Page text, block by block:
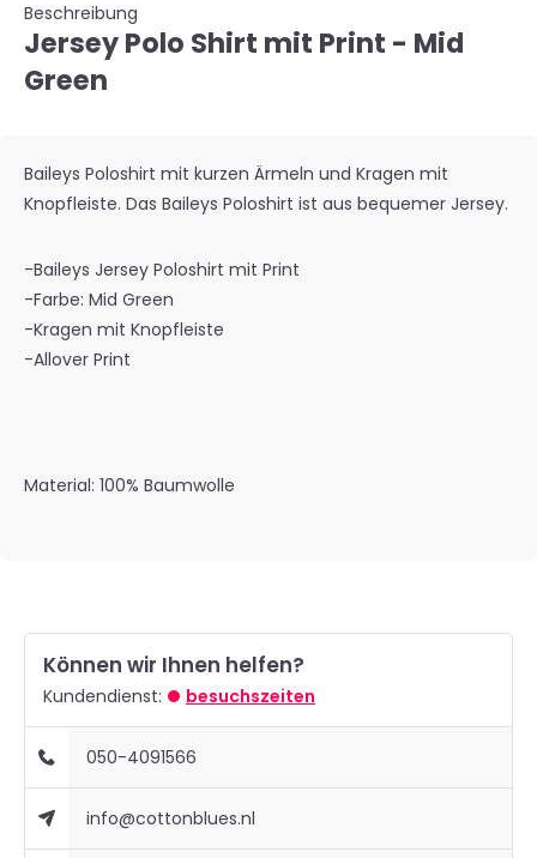
Beschreibung
Jersey Polo Shirt mit Print - Mid
Green
Baileys Poloshirt mit kurzen Ärmeln und Kragen mit
Knopfleiste. Das Baileys Poloshirt ist aus bequemer Jersey.
-Baileys Jersey Poloshirt mit Print
-Farbe: Mid Green
-Kragen mit Knopfleiste
-Allover Print
Material: 100% Baumwolle
Können wir Ihnen helfen?
Kundendienst: besuchszeiten
050-4091566
info@cottonblues.nl